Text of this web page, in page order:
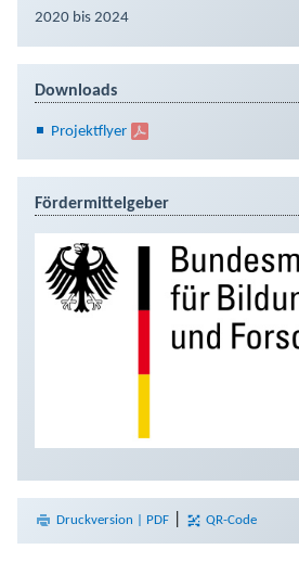
2020 bis 2024
Downloads
Projektflyer
Fördermittelgeber
Druckversion | PDF QR-Code